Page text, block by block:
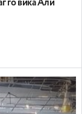
го вика Али